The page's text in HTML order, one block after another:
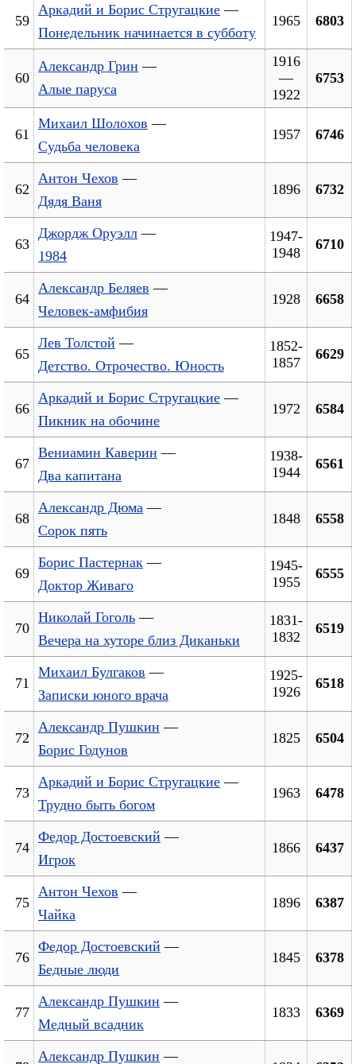
59
Аркадий и Борис Стругацкие —
Понедельник начинается в субботу
1965 6803
60
Александр Грин —
Алые паруса
1916
—
1922
6753
61
Михаил Шолохов —
Судьба человека
1957 6746
62
Антон Чехов —
Дядя Ваня
1896 6732
63
Джордж Оруэлл —
1984
1947-
1948
6710
64
Александр Беляев —
Человек-амфибия
1928 6658
65
Лев Толстой —
Детство. Отрочество. Юность
1852-
1857
6629
66
Аркадий и Борис Стругацкие —
Пикник на обочине
1972 6584
67
Вениамин Каверин —
Два капитана
1938-
1944
6561
68
Александр Дюма —
Сорок пять
1848 6558
69
Борис Пастернак —
Доктор Живаго
1945-
1955
6555
70
Николай Гоголь —
Вечера на хуторе близ Диканьки
1831-
1832
6519
71
Михаил Булгаков —
Записки юного врача
1925-
1926
6518
72
Александр Пушкин —
Борис Годунов
1825 6504
73
Аркадий и Борис Стругацкие —
Трудно быть богом
1963 6478
74
Федор Достоевский —
Игрок
1866 6437
75
Антон Чехов —
Чайка
1896 6387
76
Федор Достоевский —
Бедные люди
1845 6378
77
Александр Пушкин —
Медный всадник
1833 6369
Александр Пушкин —